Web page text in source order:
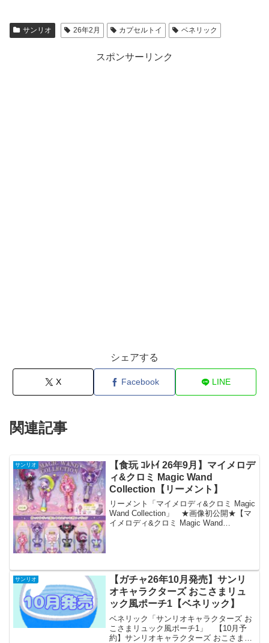
サンリオ 26年2月 カプセルトイ ベネリック
スポンサーリンク
シェアする
X Facebook LINE
関連記事
サンリオ
【食玩 ｺﾚﾄｲ 26年9月】マイメロデ
ィ&クロミ Magic Wand
Collection【リーメント】
リーメント「マイメロディ&クロミ Magic
Wand Collection」 ★画像初公開★【マ
イメロディ&クロミ Magic Wand
サンリオ
【ガチャ26年10月発売】サンリ
オキャラクターズ おこさまリュ
ック風ポーチ1【ベネリック】
ベネリック「サンリオキャラクターズ お
こさまリュック風ポーチ1」 【10月予
約】サンリオキャラクターズ おこさまリ